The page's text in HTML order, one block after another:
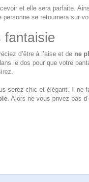
et elle sera parfaite.
personne se retournera sur
fantaisie
d’être à l’aise et de ne
le dos pour que votre
chic et élégant. Il ne
. Alors ne vous privez pas